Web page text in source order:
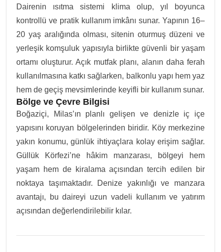
Dairenin ısıtma sistemi klima olup, yıl boyunca
kontrollü ve pratik kullanım imkânı sunar. Yapının 16–
20 yaş aralığında olması, sitenin oturmuş düzeni ve
yerleşik komşuluk yapısıyla birlikte güvenli bir yaşam
ortamı oluşturur. Açık mutfak planı, alanın daha ferah
kullanılmasına katkı sağlarken, balkonlu yapı hem yaz
hem de geçiş mevsimlerinde keyifli bir kullanım sunar.
Bölge ve Çevre Bilgisi
Boğaziçi, Milas’ın planlı gelişen ve denizle iç içe
yapısını koruyan bölgelerinden biridir. Köy merkezine
yakın konumu, günlük ihtiyaçlara kolay erişim sağlar.
Güllük Körfezi’ne hâkim manzarası, bölgeyi hem
yaşam hem de kiralama açısından tercih edilen bir
noktaya taşımaktadır. Denize yakınlığı ve manzara
avantajı, bu daireyi uzun vadeli kullanım ve yatırım
açısından değerlendirilebilir kılar.